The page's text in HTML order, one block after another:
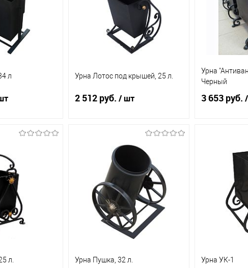
Под заказ
В избранное
Под заказ
В избранное
л
сравнению
Под заказ
Урна Лотос под крышей, 25 л.
2 512 руб. / шт
Купить в 1 клик
К
сравнению
В избранное
Под заказ
Урна
Черный
3 653 руб.
Купить в 1
В избранное
л. Урна Пушка, 32 л. Урна УК-1